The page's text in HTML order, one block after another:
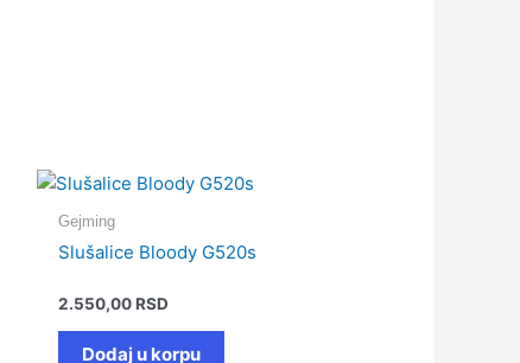
Gejming
Slušalice Bloody G520s
2.550,00RSD
Dodaj u korpu